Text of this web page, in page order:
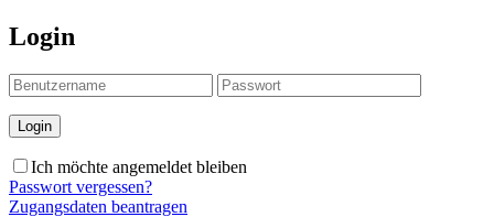
Login
Ich möchte angemeldet bleiben
Passwort vergessen?
Zugangsdaten beantragen